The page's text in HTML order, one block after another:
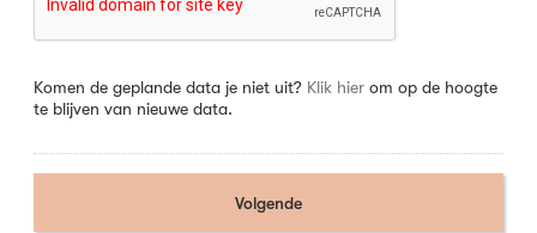
Komen de geplande data je niet uit? Klik hier om op de hoogte
te blijven van nieuwe data.